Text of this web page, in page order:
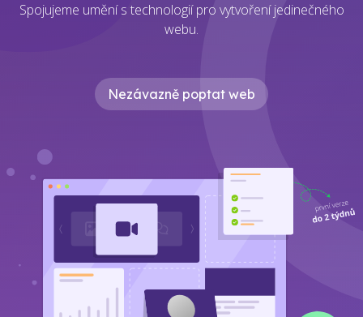
Spojujeme umění s technologií pro vytvoření jedinečného
webu.
Nezávazně poptat web